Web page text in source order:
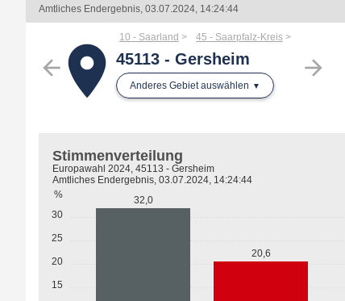
Amtliches Endergebnis, 03.07.2024, 14:24:44
arrow_back arrow_forward
place
10 - Saarland 45 - Saarpfalz-Kreis
45113 - Gersheim
Anderes Gebiet auswählen
15
20
25
30
%
32,0
20,6
Stimmenverteilung
Europawahl 2024, 45113 - Gersheim
Amtliches Endergebnis, 03.07.2024, 14:24:44